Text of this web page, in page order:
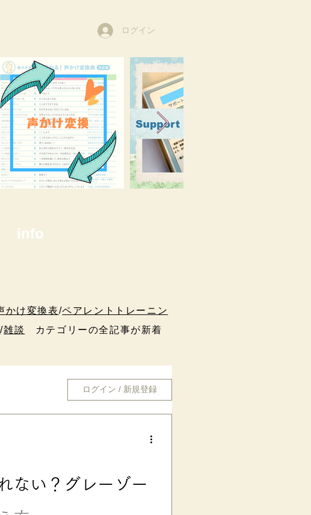
ログイン
info
かけ変換表/ペアレントトレーニン
/雑談
カテゴリーの全記事が新着
ログイン / 新規登録
ない？グレーゾー